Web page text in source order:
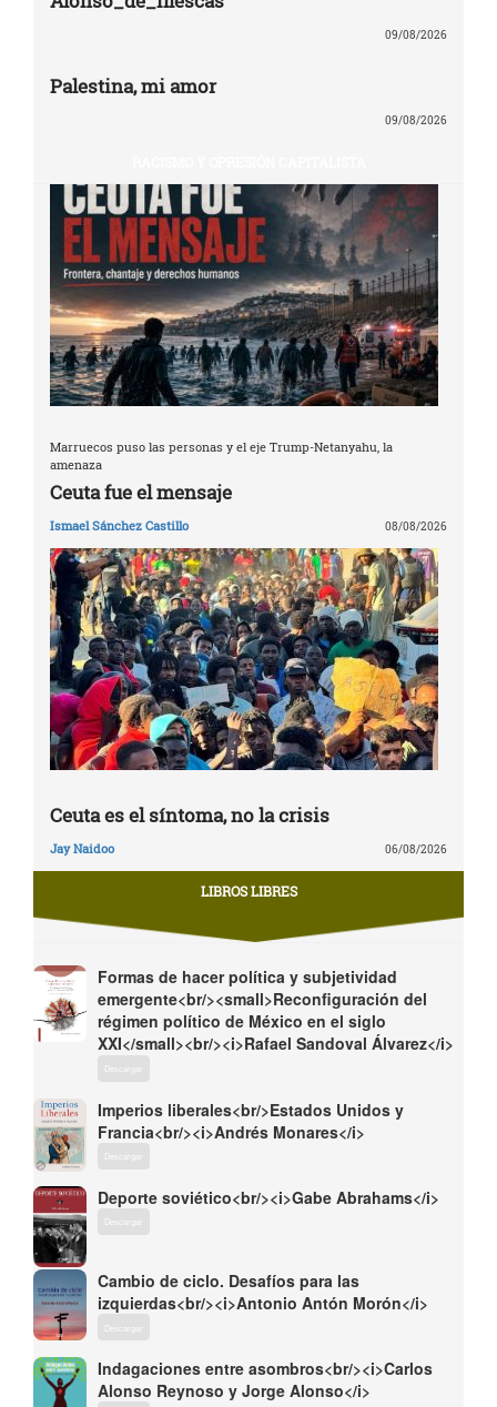
09/08/2026
Palestina, mi amor
09/08/2026
Marruecos puso las personas y el eje Trump-Netanyahu, la
amenaza
Ceuta fue el mensaje
Ismael Sánchez Castillo 08/08/2026
Ceuta es el síntoma, no la crisis
Jay Naidoo 06/08/2026
LIBROS LIBRES
Formas de hacer política y subjetividad
emergente<br/><small>Reconfiguración del
régimen político de México en el siglo
XXI</small><br/><i>Rafael Sandoval Álvarez</i>
Descargar
Imperios liberales<br/>Estados Unidos y
Francia<br/><i>Andrés Monares</i>
Descargar
Deporte soviético<br/><i>Gabe Abrahams</i>
Descargar
Cambio de ciclo. Desafíos para las
izquierdas<br/><i>Antonio Antón Morón</i>
Descargar
Indagaciones entre asombros<br/><i>Carlos
Alonso Reynoso y Jorge Alonso</i>